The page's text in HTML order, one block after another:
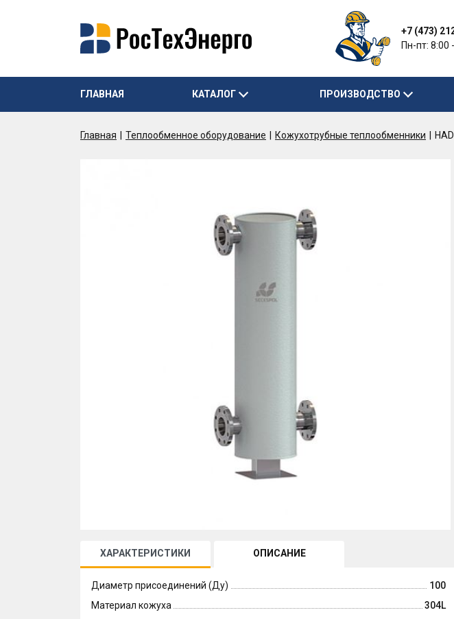
+7 (473)
Пн-пт: 8:00
ГЛАВНАЯ КАТАЛОГ ПРОИЗВОДСТВО
Главная Теплообменное оборудование Кожухотрубные теплообменники
ХАРАКТЕРИСТИКИ ОПИСАНИЕ
Диаметр присоединений (Ду) 100
Материал кожуха
304L